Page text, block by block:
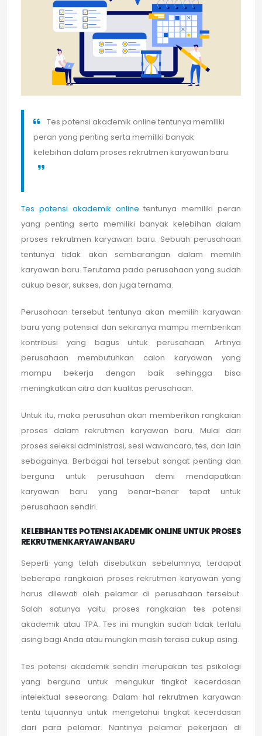
Tes potensi akademik online tentunya memiliki
peran yang penting serta memiliki banyak
kelebihan dalam proses rekrutmen karyawan baru.
Tes potensi akademik online tentunya memiliki peran
yang penting serta memiliki banyak kelebihan dalam
proses rekrutmen karyawan baru. Sebuah perusahaan
tentunya tidak akan sembarangan dalam memilih
karyawan baru. Terutama pada perusahaan yang sudah
cukup besar, sukses, dan juga ternama.
Perusahaan tersebut tentunya akan memilih karyawan
baru yang potensial dan sekiranya mampu memberikan
kontribusi yang bagus untuk perusahaan. Artinya
perusahaan membutuhkan calon karyawan yang
mampu bekerja dengan baik sehingga bisa
meningkatkan citra dan kualitas perusahaan.
Untuk itu, maka perusahan akan memberikan rangkaian
proses dalam rekrutmen karyawan baru. Mulai dari
proses seleksi administrasi, sesi wawancara, tes, dan lain
sebagainya. Berbagai hal tersebut sangat penting dan
berguna untuk perusahaan demi mendapatkan
karyawan baru yang benar-benar tepat untuk
perusahaan sendiri.
KELEBIHAN TES POTENSI AKADEMIK ONLINE UNTUK PROSES
REKRUTMEN KARYAWAN BARU
Seperti yang telah disebutkan sebelumnya, terdapat
beberapa rangkaian proses rekrutmen karyawan yang
harus dilewati oleh pelamar di perusahaan tersebut.
Salah satunya yaitu proses rangkaian tes potensi
akademik atau TPA. Tes ini mungkin sudah tidak terlalu
asing bagi Anda atau mungkin masih terasa cukup asing.
Tes potensi akademik sendiri merupakan tes psikologi
yang berguna untuk mengukur tingkat kecerdasan
intelektual seseorang. Dalam hal rekrutmen karyawan
tentu tujuannya untuk mengetahui tingkat kecerdasan
dari para pelamar. Nantinya pelamar pekerjaan di